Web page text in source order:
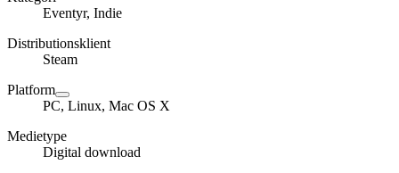
Eventyr, Indie
Distributionsklient
Steam
Platform
PC, Linux, Mac OS X
Medietype
Digital download